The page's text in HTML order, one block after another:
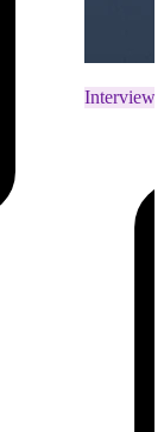
Interviews